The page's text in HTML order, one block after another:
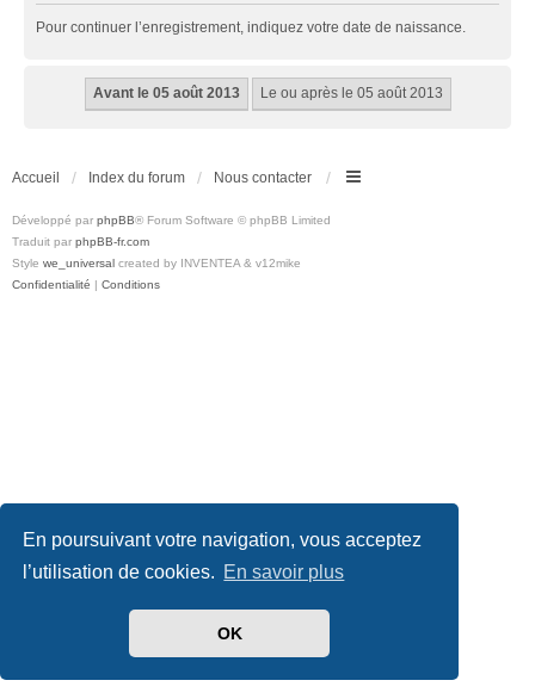
En poursuivant votre navigation, vous acceptez
l’utilisation de cookies. En savoir plus
OK
Pour continuer l’enregistrement, indiquez votre date de naissance.
Accueil Index du forum Nous contacter
Développé par phpBB® Forum Software © phpBB Limited
Traduit par phpBB-fr.com
Style we_universal created by INVENTEA & v12mike
Confidentialité | Conditions